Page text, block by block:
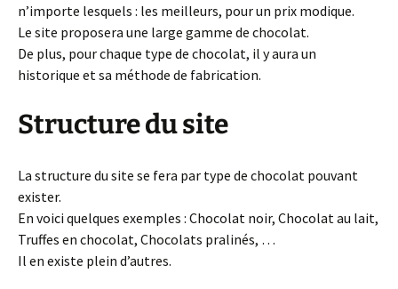
n’importe lesquels : les meilleurs, pour un prix modique.
Le site proposera une large gamme de chocolat.
De plus, pour chaque type de chocolat, il y aura un
historique et sa méthode de fabrication.
Structure du site
La structure du site se fera par type de chocolat pouvant
exister.
En voici quelques exemples : Chocolat noir, Chocolat au lait,
Truffes en chocolat, Chocolats pralinés, …
Il en existe plein d’autres.